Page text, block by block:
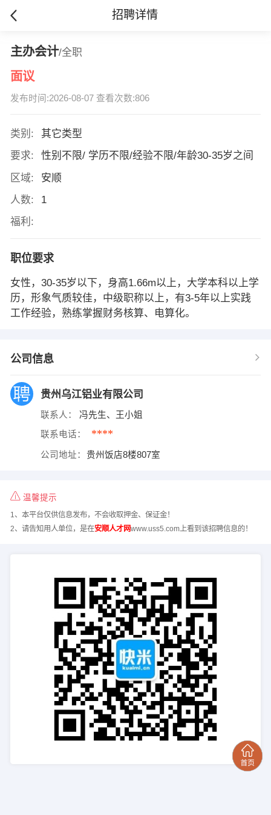
招聘详情
主办会计/全职
面议
发布时间:2026-08-07 查看次数:806
类别:
其它类型
要求:
性别不限/ 学历不限/经验不限/年龄30-35岁之间
区域:
安顺
人数:
1
福利:
职位要求
女性，30-35岁以下，身高1.66m以上，大学本科以上学
历，形象气质较佳，中级职称以上，有3-5年以上实践
工作经验，熟练掌握财务核算、电算化。
公司信息
贵州乌江铝业有限公司
联系人： 冯先生、王小姐
联系电话： ****
公司地址： 贵州饭店8楼807室
温馨提示
1、本平台仅供信息发布，不会收取押金、保证金！
2、请告知用人单位，是在安顺人才网www.uss5.com上看到该招聘信息的！